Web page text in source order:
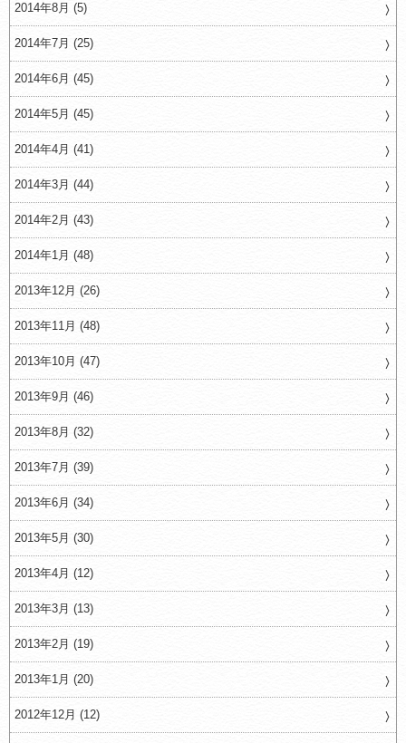
2014年8月 (5)
2014年7月 (25)
2014年6月 (45)
2014年5月 (45)
2014年4月 (41)
2014年3月 (44)
2014年2月 (43)
2014年1月 (48)
2013年12月 (26)
2013年11月 (48)
2013年10月 (47)
2013年9月 (46)
2013年8月 (32)
2013年7月 (39)
2013年6月 (34)
2013年5月 (30)
2013年4月 (12)
2013年3月 (13)
2013年2月 (19)
2013年1月 (20)
2012年12月 (12)